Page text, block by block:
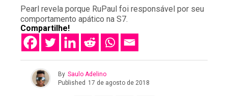
Pearl revela porque RuPaul foi responsável por seu
comportamento apático na S7.
Compartilhe!
By Saulo Adelino
Published 17 de agosto de 2018